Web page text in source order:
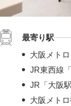
最寄り駅
大阪メト
JR東西線
JR「大阪
大阪メト